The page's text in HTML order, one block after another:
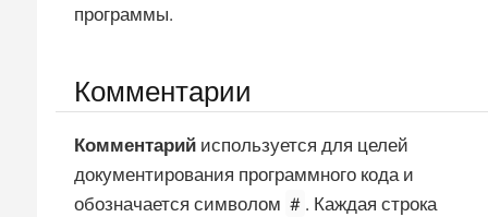
программы.
Комментарии
Комментарий используется для целей
документирования программного кода и
обозначается символом # . Каждая строка